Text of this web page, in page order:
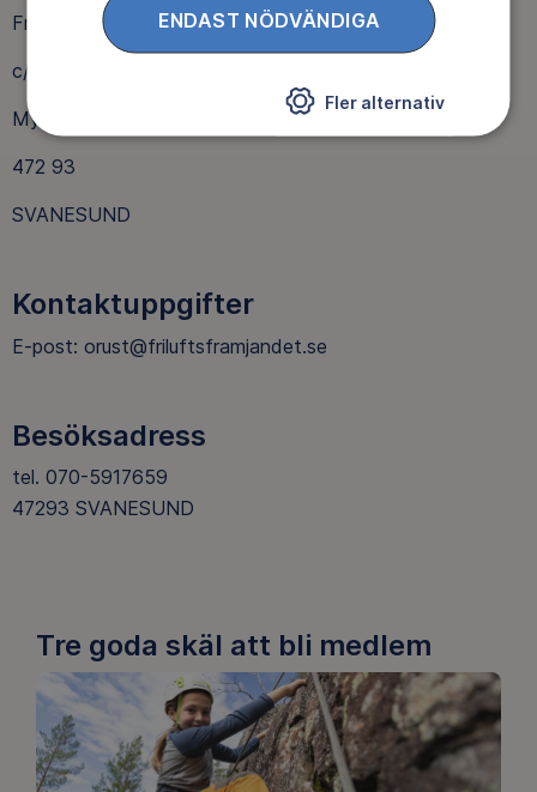
Friluftsfrämjandet Orust
c/o Ingela Antonsson
Myckleby 277
472 93
SVANESUND
Kontaktuppgifter
E-post: orust@friluftsframjandet.se
Besöksadress
tel. 070-5917659
47293 SVANESUND
Orust
Tre goda skäl att bli medlem
ENDAST NÖDVÄNDIGA
Fler alternativ